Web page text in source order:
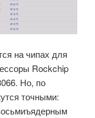
на чипах для
Rockchip
Но, по
точными: